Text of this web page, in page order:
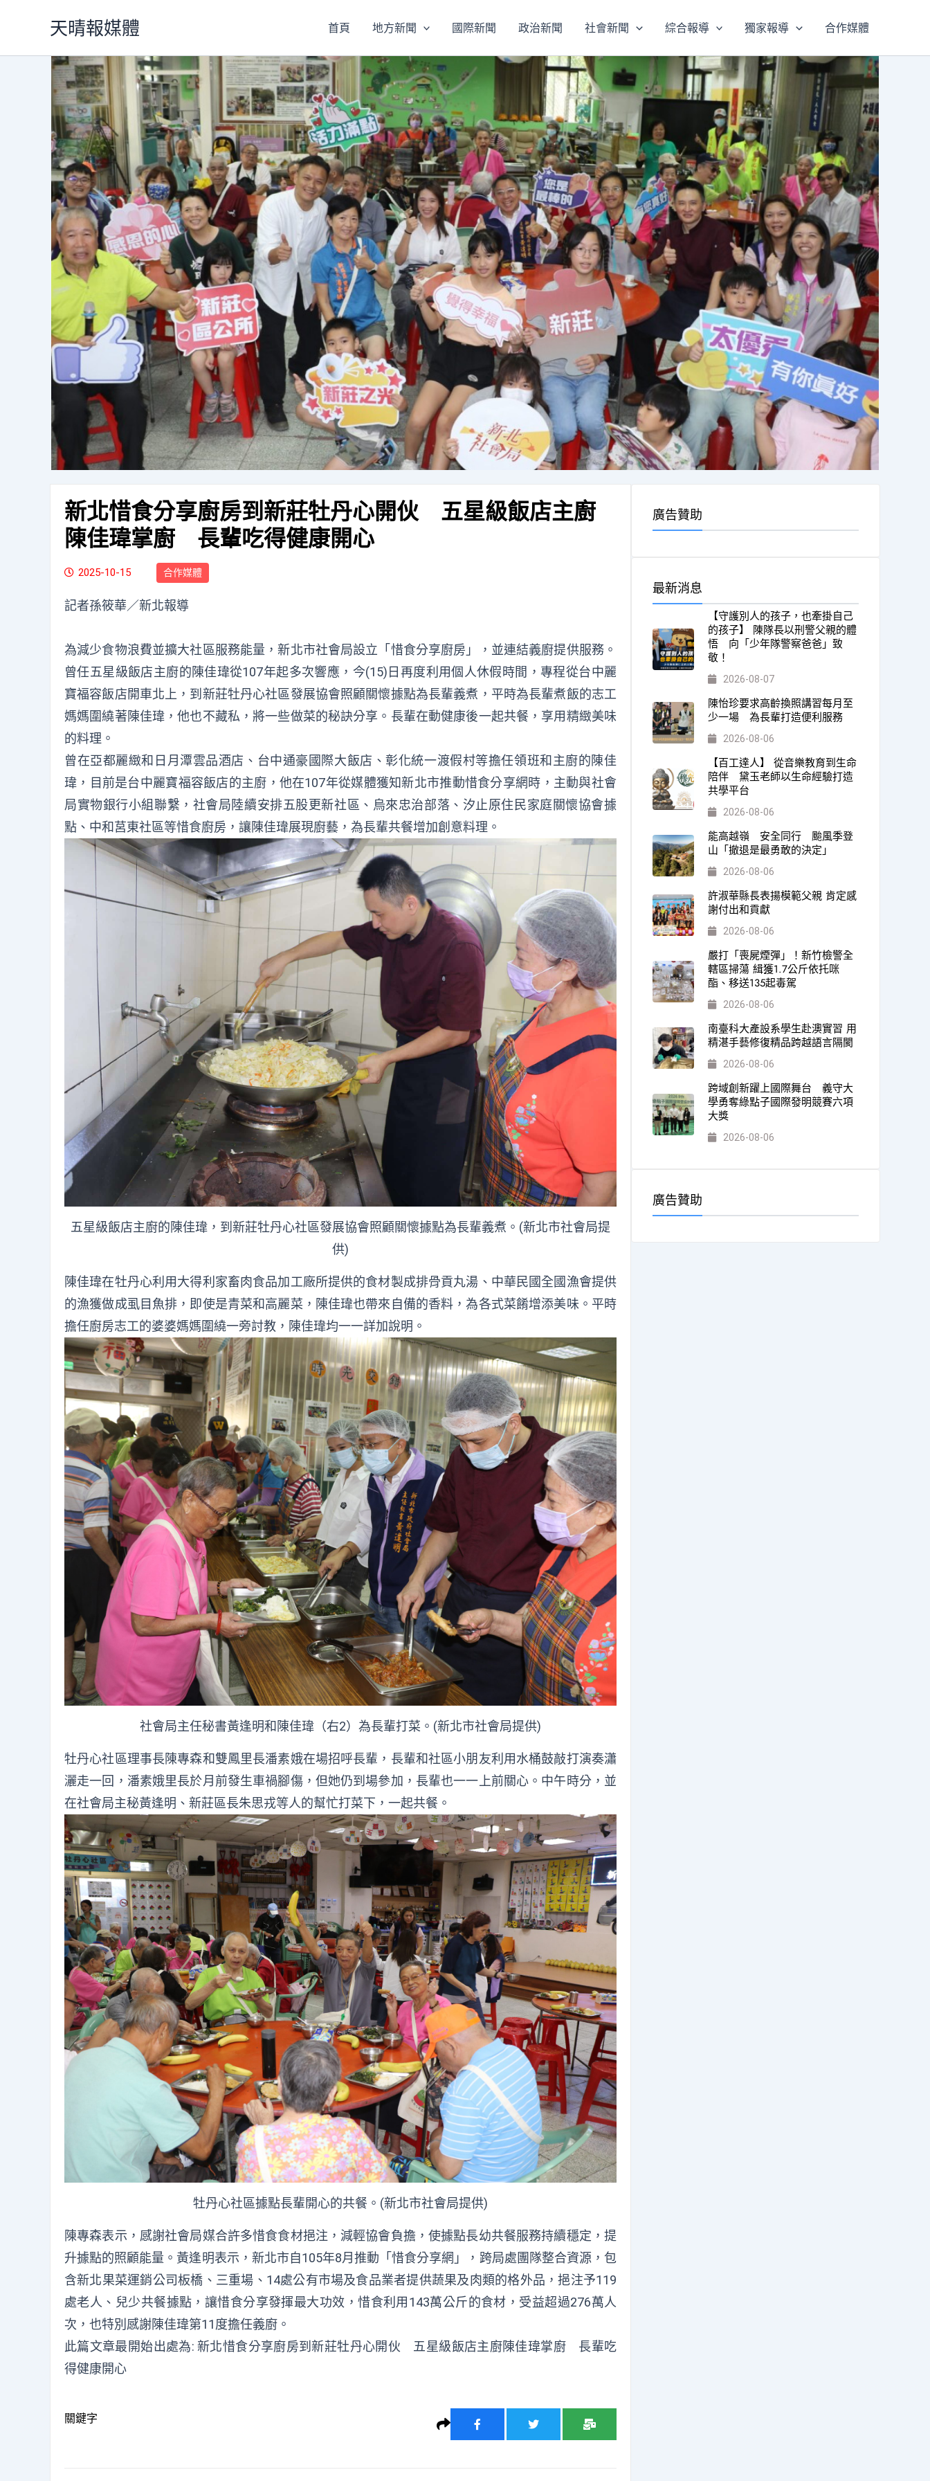
天晴報媒體 首頁 地方新聞 國際新聞 政治新聞 社會新聞 綜合報導 獨家報導 合作媒體
新北惜食分享廚房到新莊牡丹心開伙 五星級飯店主廚
陳佳瑋掌廚 長輩吃得健康開心
2025-10-15 合作媒體
記者孫筱華／新北報導
為減少食物浪費並擴大社區服務能量，新北市社會局設立「惜食分享廚房」，並連結義廚提供服務。
曾任五星級飯店主廚的陳佳瑋從107年起多次響應，今(15)日再度利用個人休假時間，專程從台中麗
寶福容飯店開車北上，到新莊牡丹心社區發展協會照顧關懷據點為長輩義煮，平時為長輩煮飯的志工
媽媽圍繞著陳佳瑋，他也不藏私，將一些做菜的秘訣分享。長輩在動健康後一起共餐，享用精緻美味
的料理。
曾在亞都麗緻和日月潭雲品酒店、台中通豪國際大飯店、彰化統一渡假村等擔任領班和主廚的陳佳
瑋，目前是台中麗寶福容飯店的主廚，他在107年從媒體獲知新北市推動惜食分享網時，主動與社會
局實物銀行小組聯繫，社會局陸續安排五股更新社區、烏來忠治部落、汐止原住民家庭關懷協會據
點、中和莒東社區等惜食廚房，讓陳佳瑋展現廚藝，為長輩共餐增加創意料理。
五星級飯店主廚的陳佳瑋，到新莊牡丹心社區發展協會照顧關懷據點為長輩義煮。(新北市社會局提
供)
陳佳瑋在牡丹心利用大得利家畜肉食品加工廠所提供的食材製成排骨貢丸湯、中華民國全國漁會提供
的漁獲做成虱目魚排，即使是青菜和高麗菜，陳佳瑋也帶來自備的香料，為各式菜餚增添美味。平時
擔任廚房志工的婆婆媽媽圍繞一旁討教，陳佳瑋均一一詳加說明。
社會局主任秘書黃逢明和陳佳瑋（右2）為長輩打菜。(新北市社會局提供)
牡丹心社區理事長陳專森和雙鳳里長潘素娥在場招呼長輩，長輩和社區小朋友利用水桶鼓敲打演奏瀟
灑走一回，潘素娥里長於月前發生車禍腳傷，但她仍到場參加，長輩也一一上前關心。中午時分，並
在社會局主秘黃逢明、新莊區長朱思戎等人的幫忙打菜下，一起共餐。
牡丹心社區據點長輩開心的共餐。(新北市社會局提供)
陳專森表示，感謝社會局媒合許多惜食食材挹注，減輕協會負擔，使據點長幼共餐服務持續穩定，提
升據點的照顧能量。黃逢明表示，新北市自105年8月推動「惜食分享網」，跨局處團隊整合資源，包
含新北果菜運銷公司板橋、三重場、14處公有市場及食品業者提供蔬果及肉類的格外品，挹注予119
處老人、兒少共餐據點，讓惜食分享發揮最大功效，惜食利用143萬公斤的食材，受益超過276萬人
次，也特別感謝陳佳瑋第11度擔任義廚。
此篇文章最開始出處為:新北惜食分享廚房到新莊牡丹心開伙 五星級飯店主廚陳佳瑋掌廚 長輩吃
得健康開心
關鍵字
廣告贊助
最新消息
【守護別人的孩子，也牽掛自己
的孩子】 陳隊長以刑警父親的體
悟 向「少年隊警察爸爸」致
敬！
2026-08-07
陳怡珍要求高齡換照講習每月至
少一場 為長輩打造便利服務
2026-08-06
【百工達人】 從音樂教育到生命
陪伴 黛玉老師以生命經驗打造
共學平台
2026-08-06
能高越嶺 安全同行 颱風季登
山「撤退是最勇敢的決定」
2026-08-06
許淑華縣長表揚模範父親 肯定感
謝付出和貢獻
2026-08-06
嚴打「喪屍煙彈」！新竹檢警全
轄區掃蕩 緝獲1.7公斤依托咪
酯、移送135起毒駕
2026-08-06
南臺科大產設系學生赴澳實習 用
精湛手藝修復精品跨越語言隔閡
2026-08-06
跨域創新躍上國際舞台 義守大
學勇奪綠點子國際發明競賽六項
大獎
2026-08-06
廣告贊助